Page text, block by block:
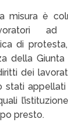
misura è
ad
di
della
dei
appellati
presto.